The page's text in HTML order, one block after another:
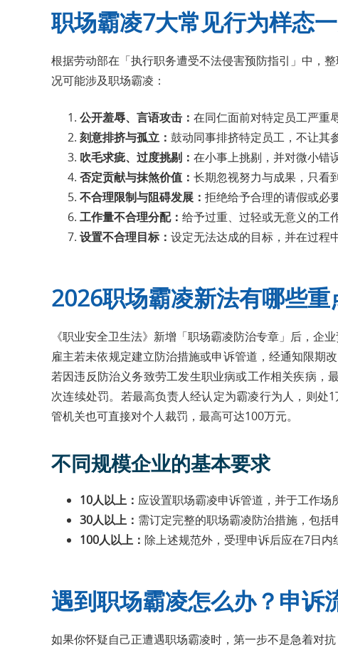
职场霸凌7大常见行为样态
根据劳动部在「执行职务遭受不法侵害预防指引」中，
况可能涉及职场霸凌：
公开羞辱、言语攻击： 在同仁面前对特定员工严重
刻意排挤与孤立： 鼓动同事排挤特定员工，不让其
吹毛求疵、过度挑剔： 在小事上挑剔，并对微小错
否定贡献与抹煞价值： 长期忽视努力与成果，只看
不合理限制与阻碍发展： 拒绝给予合理的请假或必
工作量不合理分配： 给予过重、过轻或无意义的工
设置不合理目标： 设定无法达成的目标，并在过程
2026职场霸凌新法有哪些重
《职业安全卫生法》新增「职场霸凌防治专章」后，企
雇主若未依规定建立防治措施或申诉管道，经通知限期
若因违反防治义务致劳工发生职业病或工作相关疾病，
次连续处罚。若最高负责人经认定为霸凌行为人，则
管机关也可直接对个人裁罚，最高可达100万元。
不同规模企业的基本要求
10人以上： 应设置职场霸凌申诉管道，并于工作
30人以上： 需订定完整的职场霸凌防治措施，包括
100人以上： 除上述规范外，受理申诉后应在7日内
遇到职场霸凌怎么办？申诉
如果你怀疑自己正遭遇职场霸凌时，第一步不是急着对